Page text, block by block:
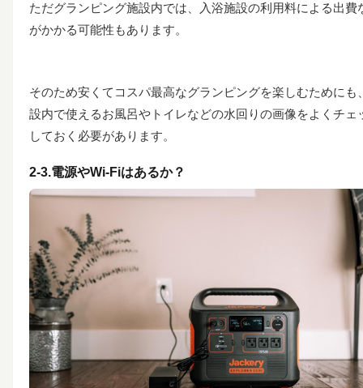
ただグランピング施設内では、入浴施設の利用料による出費
がかかる可能性もあります。
そのため安くてコスパ最高なグランピングを楽しむためにも
設内で使えるお風呂やトイレなどの水回りの画像をよくチェ
しておく必要があります。
2-3.電源やWi-Fiはあるか？